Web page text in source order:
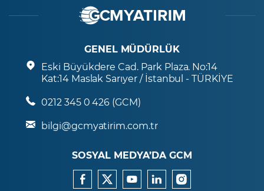
GENEL MÜDÜRLÜK
Eski Büyükdere Cad. Park Plaza. No:14
Kat:14 Maslak Sarıyer / İstanbul - TÜRKİYE
0212 345 0 426 (GCM)
bilgi@gcmyatirim.com.tr
SOSYAL MEDYA’DA GCM